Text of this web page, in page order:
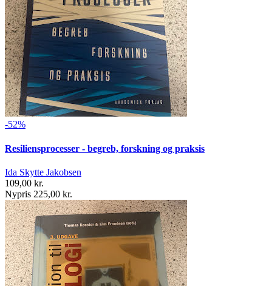
-52%
Resiliensprocesser - begreb, forskning og praksis
Ida Skytte Jakobsen
109,00 kr.
Nypris 225,00 kr.